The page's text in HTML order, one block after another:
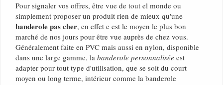
Pour signaler vos offres, être vue de tout el monde ou
simplement proposer un produit rien de mieux qu'une
banderole pas cher, en effet c est le moyen le plus bon
marché de nos jours pour être vue auprès de chez vous.
Généralement faite en PVC mais aussi en nylon, disponible
dans une large gamme, la banderole personnalisée est
adapter pour tout type d'utilisation, que se soit du court
moyen ou long terme, intérieur comme la banderole